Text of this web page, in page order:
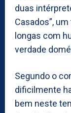
duas
Casados”,
longas com
verdade
Segundo o
dificilmente
bem neste